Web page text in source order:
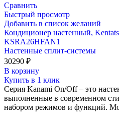
Сравнить
Быстрый просмотр
Добавить в список желаний
Кондиционер настенный,
KSRA26HFAN1
Настенные сплит-системы
30290 ₽
В корзину
Купить в 1 клик
Серия Kanami On/Off – это
выполненные в современном
набором режимов и функций.